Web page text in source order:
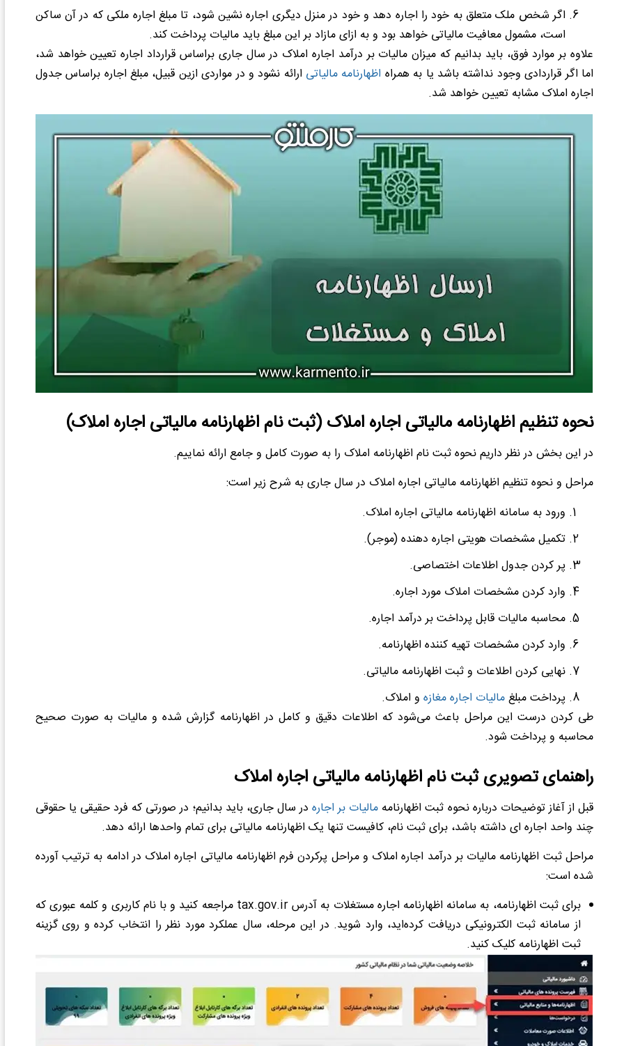
اگر شخص ملک متعلق به خود را اجاره دهد و خود در منزل دیگری اجاره نشین شود، تا مبلغ اجاره ملکی که در آن ساکن
است، مشمول معافیت مالیاتی خواهد بود و به ازای مازاد بر این مبلغ باید مالیات پرداخت کند.
علاوه بر موارد فوق، باید بدانیم که میزان مالیات بر درآمد اجاره املاک در سال جاری براساس قرارداد اجاره تعیین خواهد شد،
اما اگر قراردادی وجود نداشته باشد یا به همراه اظهارنامه مالیاتی ارائه نشود و در مواردی ازین قبیل، مبلغ اجاره براساس جدول
اجاره املاک مشابه تعیین خواهد شد.
نحوه تنظیم اظهارنامه مالياتی اجاره املاک (ثبت نام اظهارنامه مالیاتی اجاره املاک)
در این بخش در نظر داریم نحوه ثبت نام اظهارنامه املاک را به صورت کامل و جامع ارائه نماییم.
مراحل و نحوه تنظیم اظهارنامه مالیاتی اجاره املاک در سال جاری به شرح زیر است:
ورود به سامانه اظهارنامه مالیاتی اجاره املاک.
تکمیل مشخصات هویتی اجاره دهنده (موجر).
پر کردن جدول اطلاعات اختصاصی.
وارد کردن مشخصات املاک مورد اجاره.
محاسبه مالیات قابل پرداخت بر درآمد اجاره.
وارد کردن مشخصات تهیه کننده اظهارنامه.
نهایی کردن اطلاعات و ثبت اظهارنامه مالیاتی.
پرداخت مبلغمالیات اجاره مغازه و املاک.
طی کردن درست این مراحل باعث می‌شود که اطلاعات دقیق و کامل در اظهارنامه گزارش شده و مالیات به صورت صحیح
محاسبه و پرداخت شود.
راهنمای تصویری ثبت نام اظهارنامه مالیاتی اجاره املاک
قبل از آغاز توضیحات درباره نحوه ثبت اظهارنامه مالیات بر اجارهدر سال جاری، باید بدانیم؛ در صورتی که فرد حقیقی یا حقوقی
چند واحد اجاره ای داشته باشد، برای ثبت نام، کافیست تنها یک اظهارنامه مالیاتی برای تمام واحدها ارائه دهد.
مراحل ثبت اظهارنامه مالیات بر درآمد اجاره املاک و مراحل پرکردن فرم اظهارنامه مالیاتی اجاره املاک در ادامه به ترتیب آورده
شده است:
برای ثبت اظهارنامه، به سامانه اظهارنامه اجاره مستغلات به آدرس tax.gov.ir مراجعه کنید و با نام کاربری و کلمه عبوری که
از سامانه ثبت الکترونیکی دریافت کرده‌اید، وارد شوید. در این مرحله، سال عملکرد مورد نظر را انتخاب کرده و روی گزینه
ثبت اظهارنامه کلیک کنید.